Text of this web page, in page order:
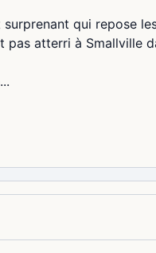
qui repose
atterri à Smallville